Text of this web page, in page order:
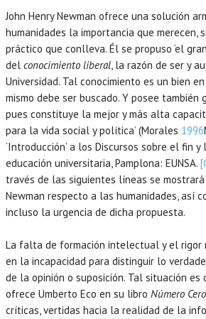
John Henry Newman ofrece una solución
humanidades la importancia que merecen,
práctico que conlleva. Él se propuso ‘el
del conocimiento liberal, la razón de ser y
Universidad. Tal conocimiento es un bien
mismo debe ser buscado. Y posee
pues constituye la mejor y más alta
para la vida social y política’ (Morales 1996
‘Introducción’ a los Discursos sobre el fin
educación universitaria,Pamplona: EUNSA.
través de las siguientes líneas se
Newman respecto a las humanidades, así
incluso la urgencia de dicha propuesta.
La falta de formación intelectual y el rigor
en la incapacidad para distinguir lo
de la opinión o suposición. Tal situación
ofrece Umberto Eco en su libro Número Cero
críticas, vertidas hacia la realidad de la